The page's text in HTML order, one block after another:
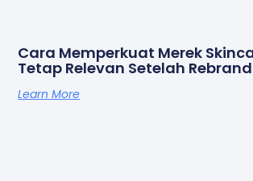
Cara Memperkuat Merek
Tetap Relevan Setelah
Learn More